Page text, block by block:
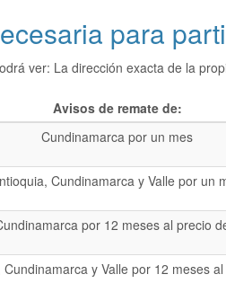
para
ver: La dirección exacta de la
Avisos de remate de:
Cundinamarca por un mes
Cundinamarca y Valle por un
por 12 meses al precio
Cundinamarca y Valle por 12 meses